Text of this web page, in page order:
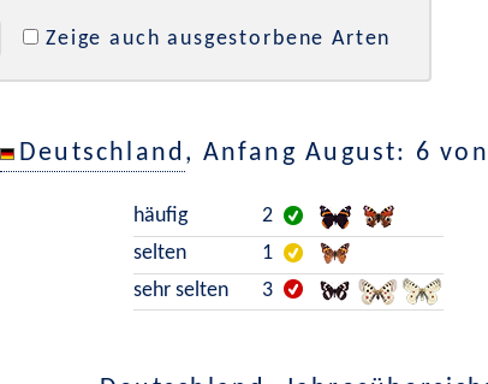
Zeige auch ausgestorbene Arten
Deutschland , Anfang August: 6
häufig
2
selten
1
sehr selten
3